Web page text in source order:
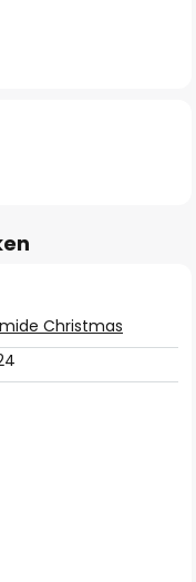
Christmas